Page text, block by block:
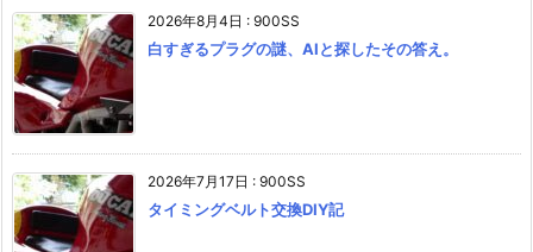
2026年8月4日 : 900SS
白すぎるプラグの謎、AIと探したその答え。
2026年7月17日 : 900SS
タイミングベルト交換DIY記